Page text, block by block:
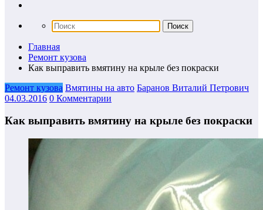
Главная
Ремонт кузова
Как выправить вмятину на крыле без покраски
Ремонт кузова Вмятины на авто Баранов Виталий Петрович
04.03.2016 0 Комментарии
Как выправить вмятину на крыле без покраски